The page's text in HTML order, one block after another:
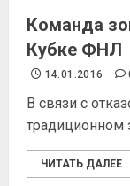
Команда
Кубке ФНЛ
14.01.2016
В связи с
традиционном
ЧИТАТЬ ДАЛЕЕ